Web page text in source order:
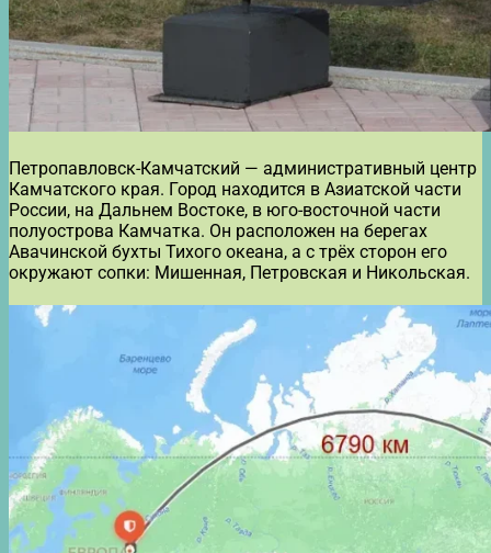
Петропавловск-Камчатский — административный центр
Камчатского края. Город находится в Азиатской части
России, на Дальнем Востоке, в юго-восточной части
полуострова Камчатка. Он расположен на берегах
Авачинской бухты Тихого океана, а с трёх сторон его
окружают сопки: Мишенная, Петровская и Никольская.